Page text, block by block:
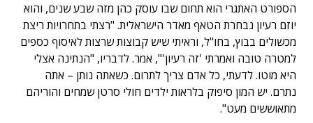
הספורט האתגרי הוא תחום שבו עוסק כהן מזה שבע שנים, והוא
יוזם רעיון נבחרת הטאף מאדר הישראלית. "רצתי בתחרויות ריצת
מכשולים בבוץ, בחו"ל, וראיתי שיש קבוצות שרצות לאיסוף כספים
למטרה טובה ואמרתי 'זה רעיון'", אמר. לדבריו, "הנתינה אצלי
היא מוטו. לדעתי, כל אדם צריך לתרום. כשאתה נותן – אתה
נתרם. יש המון סיפוק בלראות ילדים חולי סרטן שמחים והוריהם
מתאוששים מעט".